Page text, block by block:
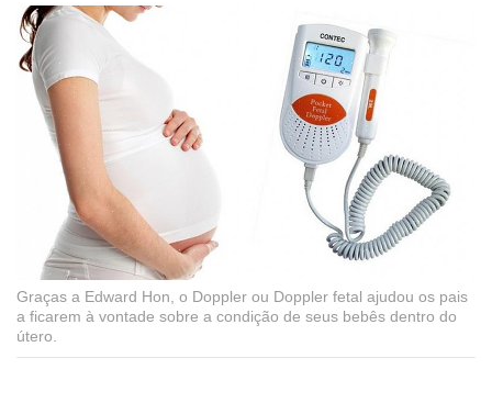
Graças a Edward Hon, o Doppler ou Doppler fetal ajudou os pais
a ficarem à vontade sobre a condição de seus bebês dentro do
útero.